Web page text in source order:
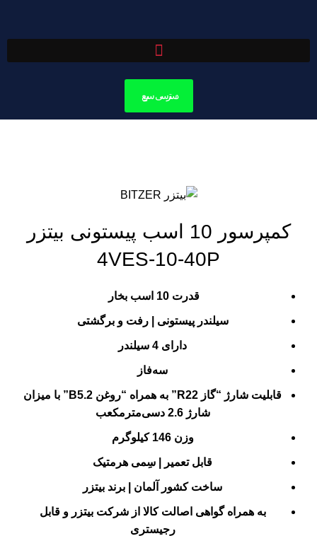
دسترسی سریع
کمپرسور 10 اسب پیستونی بیتزر
4VES-10-40P
قدرت 10 اسب بخار
سیلندر پیستونی | رفت و برگشتی
دارای 4 سیلندر
سه‌فاز
قابلیت شارژ “گاز R22” به همراه “روغن B5.2” با میزان
شارژ 2.6 دسی‌متر‌مکعب
وزن 146 کیلوگرم
قابل تعمیر | سِمی هرمتیک
ساخت کشور آلمان | برند بیتزر
به همراه گواهی اصالت کالا از شرکت بیتزر و قابل
رجیستری